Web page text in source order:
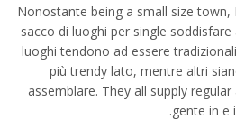
Nonostante being a small size
sacco di luoghi per single
luoghi tendono ad essere
più trendy lato, mentre altri
assemblare. They all supply
gente in e